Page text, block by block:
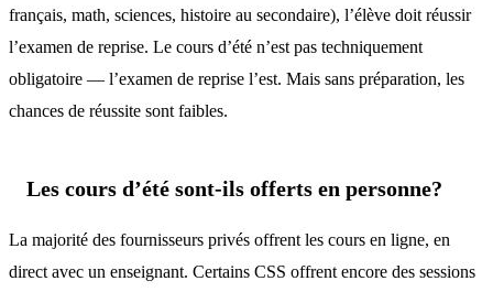
français, math, sciences, histoire au secondaire), l’élève doit réussir
l’examen de reprise. Le cours d’été n’est pas techniquement
obligatoire — l’examen de reprise l’est. Mais sans préparation, les
chances de réussite sont faibles.
Les cours d’été sont-ils offerts en personne?
La majorité des fournisseurs privés offrent les cours en ligne, en
direct avec un enseignant. Certains CSS offrent encore des sessions